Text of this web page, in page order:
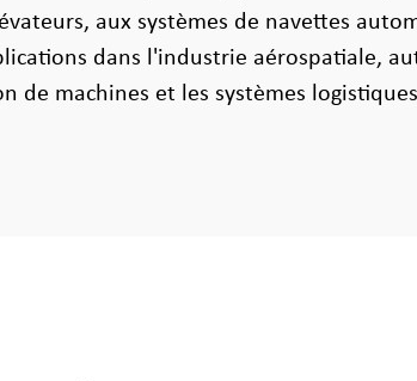
aux systèmes de navettes
dans l'industrie aérospatiale,
de machines et les systèmes